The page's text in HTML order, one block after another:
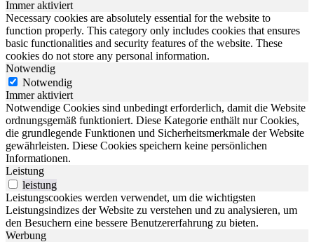
Immer aktiviert
Necessary cookies are absolutely essential for the website to
function properly. This category only includes cookies that ensures
basic functionalities and security features of the website. These
cookies do not store any personal information.
Notwendig
Notwendig
Immer aktiviert
Notwendige Cookies sind unbedingt erforderlich, damit die Website
ordnungsgemäß funktioniert. Diese Kategorie enthält nur Cookies,
die grundlegende Funktionen und Sicherheitsmerkmale der Website
gewährleisten. Diese Cookies speichern keine persönlichen
Informationen.
Leistung
leistung
Leistungscookies werden verwendet, um die wichtigsten
Leistungsindizes der Website zu verstehen und zu analysieren, um
den Besuchern eine bessere Benutzererfahrung zu bieten.
Werbung